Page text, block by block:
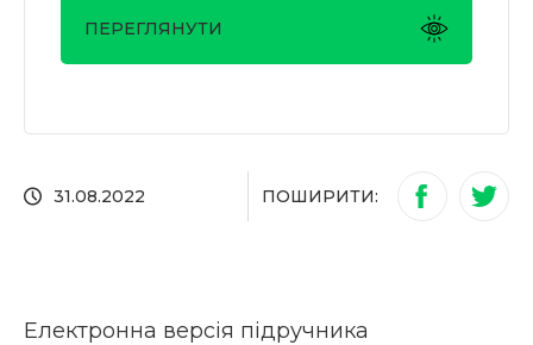
31.08.2022 ПОШИРИТИ:
Електронна версія підручника
ПЕРЕГЛЯНУТИ